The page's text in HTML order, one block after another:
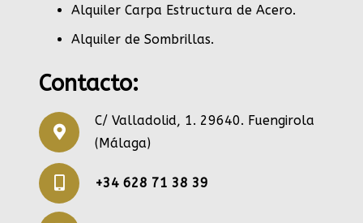
Alquiler Carpa Estructura de Acero.
Alquiler de Sombrillas.
Contacto:
C/ Valladolid, 1. 29640. Fuengirola
(Málaga)
+34 628 71 38 39